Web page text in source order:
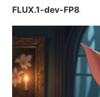
FLUX.1-dev-FP8